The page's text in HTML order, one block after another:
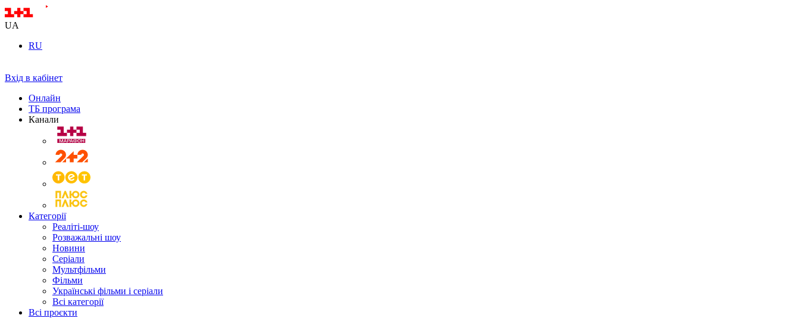
UA
RU
Вхід в кабінет
Онлайн
ТБ програма
Канали
Категорії
Реаліті-шоу
Розважальні шоу
Новини
Серіали
Мультфільми
Фільми
Українські фільми і серіали
Всі категорії
Всі проєкти